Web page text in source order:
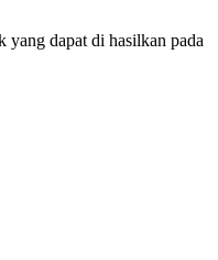
yang dapat di hasilkan pada